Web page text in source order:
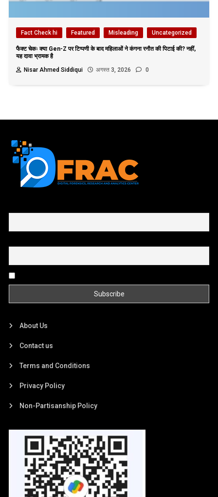
Fact Check hi Featured Misleading Uncategorized
फैक्ट चेकः क्या Gen-Z पर टिप्पणी के बाद महिलाओं ने कंगना रनौत की पिटाई की? नहीं,
यह दावा भ्रामक है
Nisar Ahmed Siddiqui
अगस्त 3, 2026 0
About Us
Contact us
Terms and Conditions
Privacy Policy
Non-Partisanship Policy